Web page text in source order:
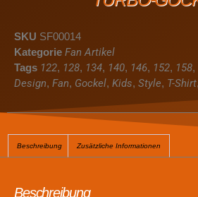
SKU SF00014
Kategorie Fan Artikel
Tags 122, 128, 134, 140, 146, 152, 158,
Design, Fan, Gockel, Kids, Style, T-Shirt,
Beschreibung Zusätzliche Informationen
Beschreibung